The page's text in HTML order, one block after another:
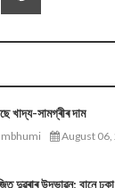
খাদ্য-সামগ্ৰীৰ দাম
August 06,
দুৱৰাৰ উদ্ভাৱন; বানে